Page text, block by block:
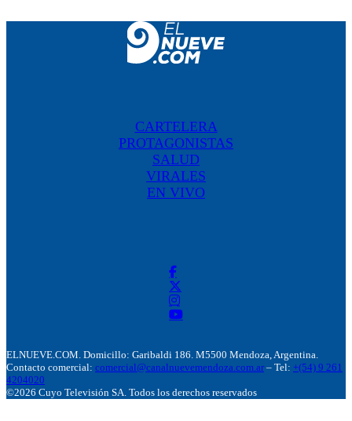
CARTELERA
PROTAGONISTAS
SALUD
VIRALES
EN VIVO
ELNUEVE.COM. Domicillo: Garibaldi 186. M5500 Mendoza, Argentina.
Contacto comercial: comercial@canalnuevemendoza.com.ar – Tel: +(54) 9 261
4204020
©2026 Cuyo Televisión SA. Todos los derechos reservados